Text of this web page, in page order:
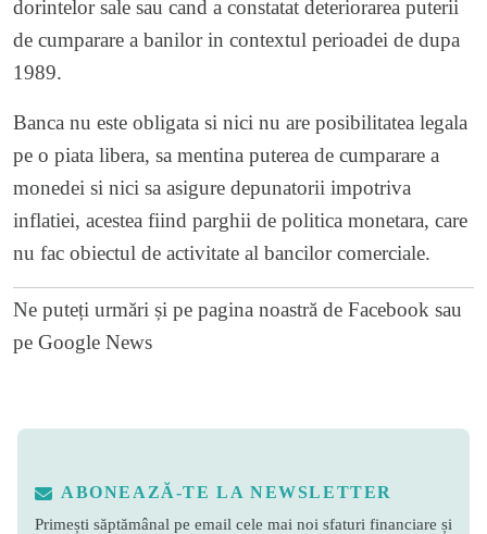
dorintelor sale sau cand a constatat deteriorarea puterii
de cumparare a banilor in contextul perioadei de dupa
1989.
Banca nu este obligata si nici nu are posibilitatea legala
pe o piata libera, sa mentina puterea de cumparare a
monedei si nici sa asigure depunatorii impotriva
inflatiei, acestea fiind parghii de politica monetara, care
nu fac obiectul de activitate al bancilor comerciale.
Ne puteți urmări și pe pagina noastră de Facebook sau
pe Google News
ABONEAZĂ-TE LA NEWSLETTER
Primești săptămânal pe email cele mai noi sfaturi financiare și